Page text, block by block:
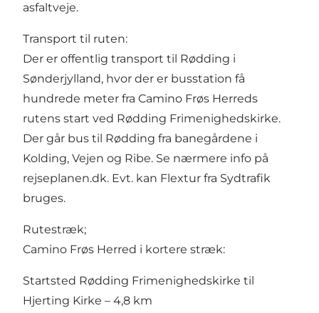
asfaltveje.
Transport til ruten:
Der er offentlig transport til Rødding i
Sønderjylland, hvor der er busstation få
hundrede meter fra Camino Frøs Herreds
rutens start ved Rødding Frimenighedskirke.
Der går bus til Rødding fra banegårdene i
Kolding, Vejen og Ribe. Se nærmere info på
rejseplanen.dk. Evt. kan Flextur fra Sydtrafik
bruges.
Rutestræk;
Camino Frøs Herred i kortere stræk:
Startsted Rødding Frimenighedskirke til
Hjerting Kirke – 4,8 km